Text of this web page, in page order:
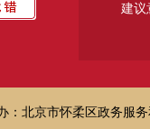
建议
：北京市怀柔区政务服